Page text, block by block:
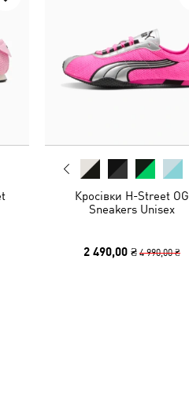
Кросівки H-Street OG
Sneakers Unisex
2 490,00 ₴ 4 990,00 ₴